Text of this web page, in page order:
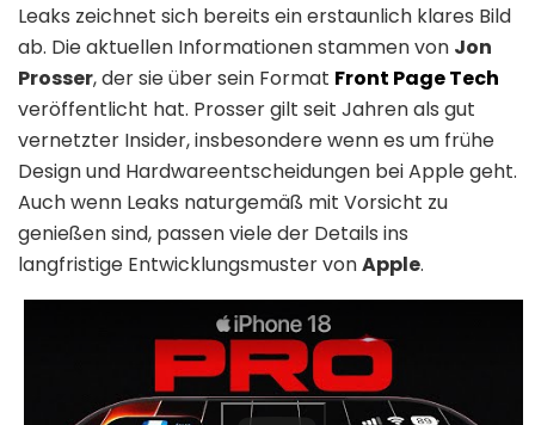
Leaks zeichnet sich bereits ein erstaunlich klares Bild
ab. Die aktuellen Informationen stammen von Jon
Prosser, der sie über sein Format Front Page Tech
veröffentlicht hat. Prosser gilt seit Jahren als gut
vernetzter Insider, insbesondere wenn es um frühe
Design und Hardwareentscheidungen bei Apple geht.
Auch wenn Leaks naturgemäß mit Vorsicht zu
genießen sind, passen viele der Details ins
langfristige Entwicklungsmuster vonApple.